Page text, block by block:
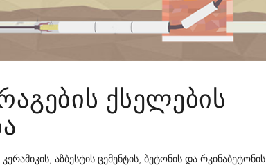
ქსელების
აზბესტის ცემენტის, ბეტონის და რკინაბეტონის